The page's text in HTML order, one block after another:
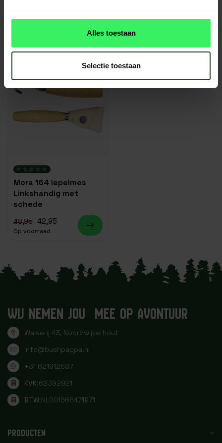
Alles toestaan
Selectie toestaan
Op voorraad
Mora 164 lepelmes
Linkshandig met
schede
48,95 42,95
Op voorraad
WIJ NEMEN JOU MEE OP AVONTUUR
Walserij 43, Noordwijkerhout
info@bushpappa.nl
+31 621912687
KVK:62392921
BTW:NL001666471B71
PRODUCTEN